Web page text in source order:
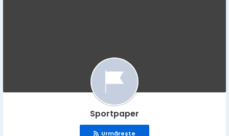
Sportpaper
Urmărește